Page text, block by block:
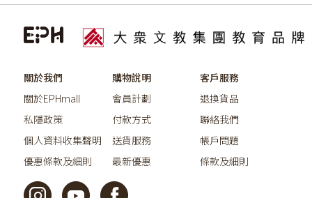
關於我們
關於EPHmall
私隱政策
個人資料收集聲明
優惠條款及細則
購物說明
會員計劃
付款方式
送貨服務
最新優惠
客戶服務
退換貨品
聯絡我們
帳戶問題
條款及細則